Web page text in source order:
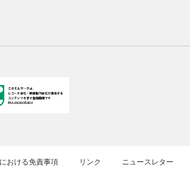
おける免責事項 リンク ニュースレター